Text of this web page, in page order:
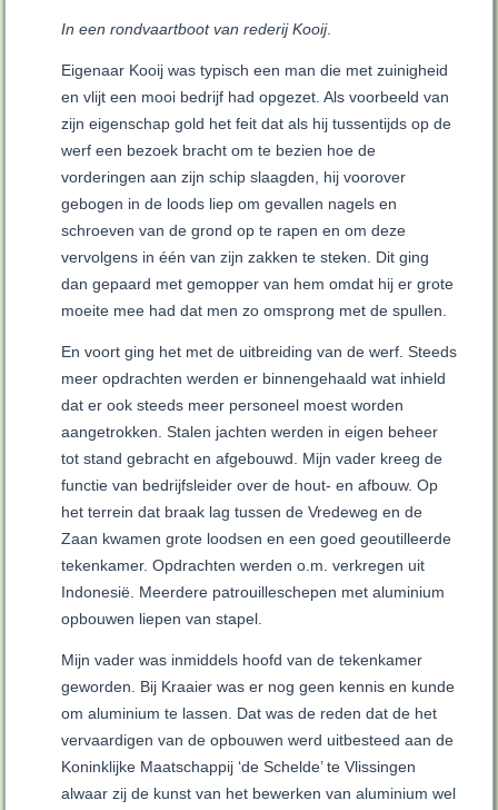
In een rondvaartboot van rederij Kooij.
Eigenaar Kooij was typisch een man die met zuinigheid
en vlijt een mooi bedrijf had opgezet. Als voorbeeld van
zijn eigenschap gold het feit dat als hij tussentijds op de
werf een bezoek bracht om te bezien hoe de
vorderingen aan zijn schip slaagden, hij voorover
gebogen in de loods liep om gevallen nagels en
schroeven van de grond op te rapen en om deze
vervolgens in één van zijn zakken te steken. Dit ging
dan gepaard met gemopper van hem omdat hij er grote
moeite mee had dat men zo omsprong met de spullen.
En voort ging het met de uitbreiding van de werf. Steeds
meer opdrachten werden er binnengehaald wat inhield
dat er ook steeds meer personeel moest worden
aangetrokken. Stalen jachten werden in eigen beheer
tot stand gebracht en afgebouwd. Mijn vader kreeg de
functie van bedrijfsleider over de hout- en afbouw. Op
het terrein dat braak lag tussen de Vredeweg en de
Zaan kwamen grote loodsen en een goed geoutilleerde
tekenkamer. Opdrachten werden o.m. verkregen uit
Indonesië. Meerdere patrouilleschepen met aluminium
opbouwen liepen van stapel.
Mijn vader was inmiddels hoofd van de tekenkamer
geworden. Bij Kraaier was er nog geen kennis en kunde
om aluminium te lassen. Dat was de reden dat de het
vervaardigen van de opbouwen werd uitbesteed aan de
Koninklijke Maatschappij ‘de Schelde’ te Vlissingen
alwaar zij de kunst van het bewerken van aluminium wel